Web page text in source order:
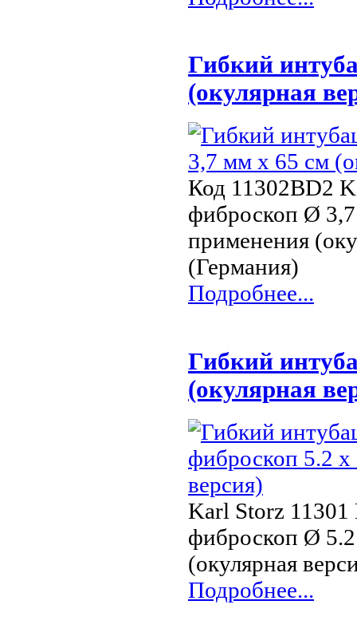
Гибкий
(окулярная
Код 11302BD2
фиброскоп Ø
применения
(Германия)
Подробнее...
Гибкий
(окулярная
Karl Storz
фиброскоп Ø
(окулярная
Подробнее...